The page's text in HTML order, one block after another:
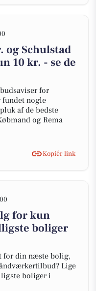
og Schulstad
10 kr. - se de
for
nogle
af de bedste
og Rema
Kopiér link
for kun
boliger
for din næste bolig,
Lige
boliger i